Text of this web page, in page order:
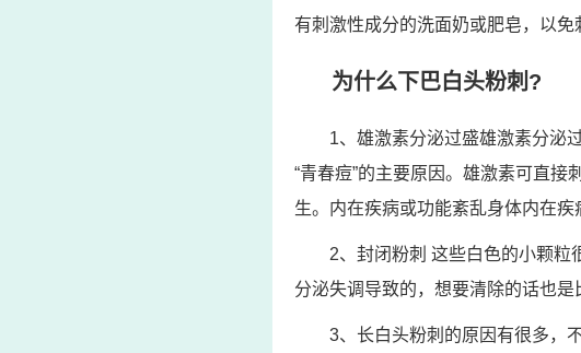
有刺激性成分的洗面奶或肥皂，以免
为什么下巴白头粉刺?
1、雄激素分泌过盛雄激素分泌
“青春痘”的主要原因。雄激素可直
生。内在疾病或功能紊乱身体内在疾
2、封闭粉刺 这些白色的小颗粒
分泌失调导致的，想要清除的话也是
3、长白头粉刺的原因有很多，